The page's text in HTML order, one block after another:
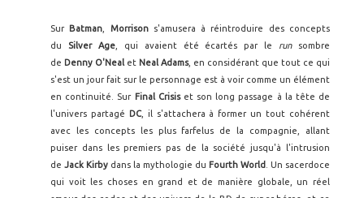
Sur Batman Morrisons'amusera à réintroduire des concepts
du Silver Age, qui avaient été écartés par le runsombre
de Denny O'Neal et Neal Adams, en considérant que tout ce qui
s'est un jour fait sur le personnage est à voir comme un élément
en continuité. Sur Final Crisiset son long passage à la tête de
l'univers partagé DC, il s'attachera à former un tout cohérent
avec les concepts les plus farfelus de la compagnie, allant
puiser dans les premiers pas de la société jusqu'à l'intrusion
de Jack Kirby dans la mythologie du Fourth World
. Un sacerdoce
qui voit les choses en grand et de manière globale, un réel